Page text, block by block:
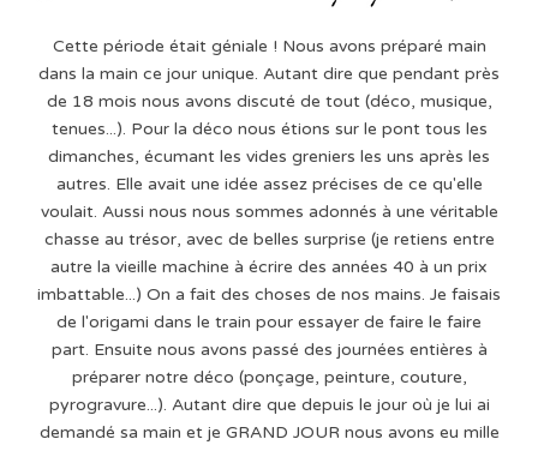
Cette période était géniale ! Nous avons préparé main
dans la main ce jour unique. Autant dire que pendant près
de 18 mois nous avons discuté de tout (déco, musique,
tenues...). Pour la déco nous étions sur le pont tous les
dimanches, écumant les vides greniers les uns après les
autres. Elle avait une idée assez précises de ce qu'elle
voulait. Aussi nous nous sommes adonnés à une véritable
chasse au trésor, avec de belles surprise (je retiens entre
autre la vieille machine à écrire des années 40 à un prix
imbattable...) On a fait des choses de nos mains. Je faisais
de l'origami dans le train pour essayer de faire le faire
part. Ensuite nous avons passé des journées entières à
préparer notre déco (ponçage, peinture, couture,
pyrogravure...). Autant dire que depuis le jour où je lui ai
demandé sa main et je GRAND JOUR nous avons eu mille